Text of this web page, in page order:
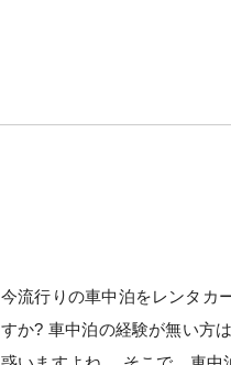
今流行りの車中泊をレンタカ
すか? 車中泊の経験が無い方